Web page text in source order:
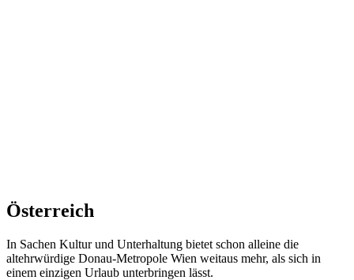
Österreich
In Sachen Kultur und Unterhaltung bietet schon alleine die
altehrwürdige Donau-Metropole Wien weitaus mehr, als sich in
einem einzigen Urlaub unterbringen lässt.